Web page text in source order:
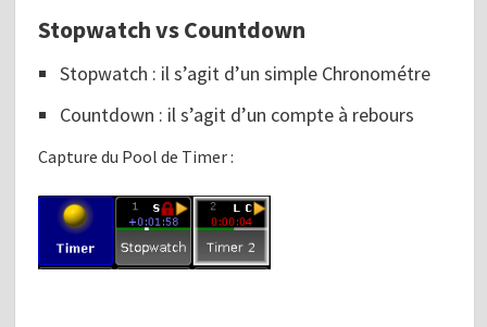
Stopwatch vs Countdown
Stopwatch : il s’agit d’un simple Chronométre
Countdown : il s’agit d’un compte à rebours
Capture du Pool de Timer :